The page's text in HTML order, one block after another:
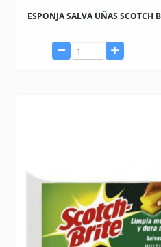
ESPONJA SALVA UÑAS SCOTCH